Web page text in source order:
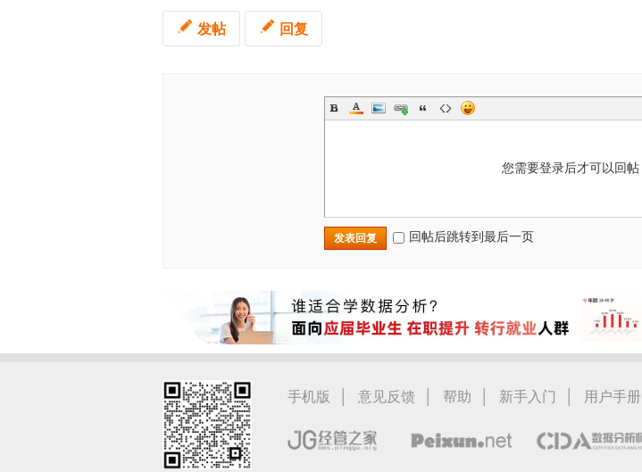
发帖 回复
您需要登录后才可以回帖
发表回复 回帖后跳转到最后一页
手机版 | 意见反馈 | 帮助 | 新手入门 | 用户手册